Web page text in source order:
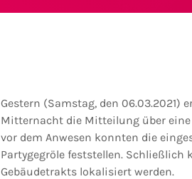
Gestern (Samstag, den
Mitternacht die Mitteilung über
vor dem Anwesen konnten die
Partygegröle feststellen.
Gebäudetrakts lokalisiert werden.